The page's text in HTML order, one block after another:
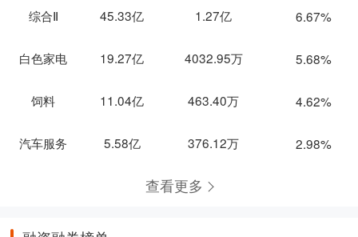
综合Ⅱ 45.33亿 1.27亿 6.67%
白色家电 19.27亿 4032.95万 5.68%
饲料 11.04亿 463.40万 4.62%
汽车服务 5.58亿 376.12万 2.98%
查看更多